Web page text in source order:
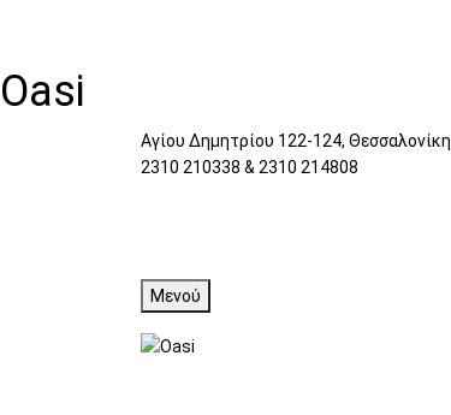
Oasi
Αγίου Δημητρίου 122-124, Θεσσαλονίκη
2310 210338 & 2310 214808
Μενού